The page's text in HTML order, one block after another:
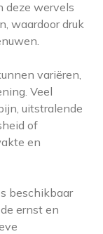
deze wervels
waardoor druk
variëren,
Veel
uitstralende
of
en
beschikbaar
ernst en